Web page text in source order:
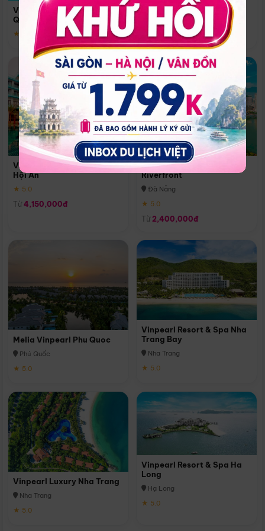
Vinpearl Resort & Spa Phu
Quoc
★ 5.0
Quoc
Phú Quốc
★ 5.0
Vinpearl Resort & Golf Nam
Hội An
★ 5.0
Từ 4,150,000đ
Melia Vinpearl Danang
Riverfront
Đà Nẵng
★ 5.0
Từ 2,400,000đ
Melia Vinpearl Phu Quoc
Phú Quốc
★ 5.0
Vinpearl Resort & Spa Nha
Trang Bay
Nha Trang
★ 5.0
Vinpearl Luxury Nha Trang
Nha Trang
★ 5.0
Vinpearl Resort & Spa Ha
Long
Hạ Long
★ 5.0